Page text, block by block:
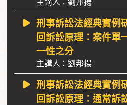
刑事訴訟法經典實例
回訴訟原理：案件單
一性之分
主講人：劉邦揚
刑事訴訟法經典實例
回訴訟原理：通常訴